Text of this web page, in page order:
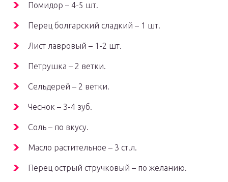
Помидор – 4-5 шт.
Перец болгарский сладкий – 1 шт.
Лист лавровый – 1-2 шт.
Петрушка – 2 ветки.
Сельдерей – 2 ветки.
Чеснок – 3-4 зуб.
Соль – по вкусу.
Масло растительное – 3 ст.л.
Перец острый стручковый – по желанию.